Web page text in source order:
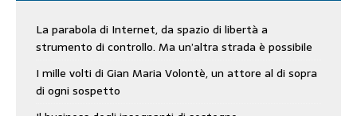
La parabola di Internet, da spazio di libertà a
strumento di controllo. Ma un’altra strada è possibile
I mille volti di Gian Maria Volontè, un attore al di sopra
di ogni sospetto